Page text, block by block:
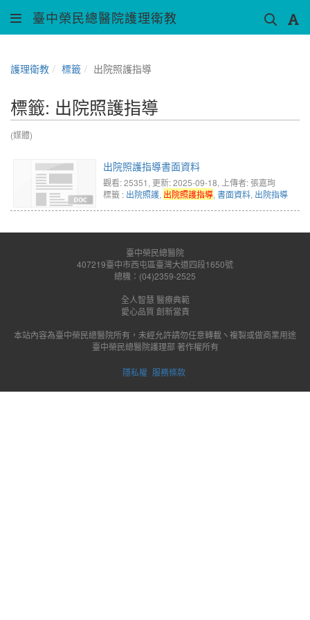
臺中榮民總醫院護理衛教
護理衛教 標籤 出院照護指導
標籤: 出院照護指導
(媒體)
出院照護指導書面資料
觀看: 25351 , 更新: 2025-09-18, 上傳者: 張嘉珣
標籤 : 出院照護, 出院照護指導, 書面資料, 出院指導
臺中榮民總醫院
407219臺中市西屯區臺灣大道四段1650號
總機：(04)2359-2525
全人智慧 醫療典範
愛心品質 創新當責
本站內容為臺中榮民總醫院所有，未經允許請勿任意轉載ヽ複製或做商業用途
臺中榮民總醫院護理部 著作權所有
隱私權 服務條款